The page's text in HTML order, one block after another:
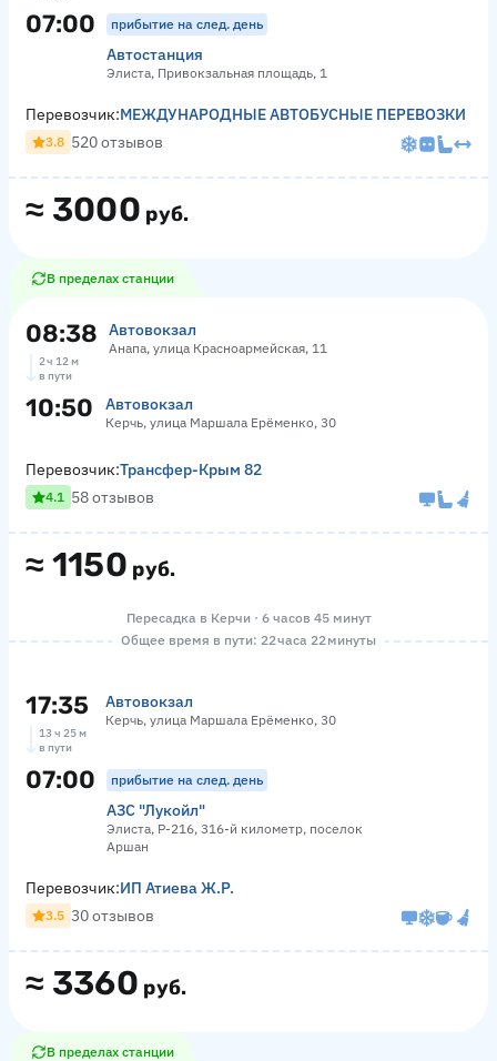
07:00 прибытие на след. день
Автостанция
Элиста, Привокзальная площадь, 1
≈ 3000 руб.
Перевозчик:МЕЖДУНАРОДНЫЕ АВТОБУСНЫЕ ПЕРЕВОЗКИ
3.8 520 отзывов
В пределах станции
08:38 Автовокзал
Анапа, улица Красноармейская, 11
2 ч 12 м
в пути
10:50 Автовокзал
Керчь, улица Маршала Ерёменко, 30
≈ 1150 руб.
Перевозчик:Трансфер-Крым 82
4.1 58 отзывов
Пересадка в Керчи · 6 часов 45 минут
Общее время в пути: 22 часа 22 минуты
17:35 Автовокзал
Керчь, улица Маршала Ерёменко, 30
13 ч 25 м
в пути
07:00 прибытие на след. день
АЗС "Лукойл"
Элиста, Р-216, 316-й километр, поселок
Аршан
≈ 3360 руб.
Перевозчик:ИП Атиева Ж.Р.
3.5 30 отзывов
В пределах станции